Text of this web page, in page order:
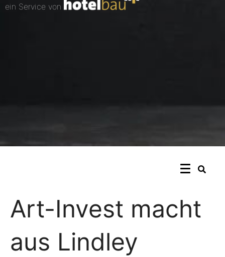
ein Service von
Art-Invest macht
aus Lindley